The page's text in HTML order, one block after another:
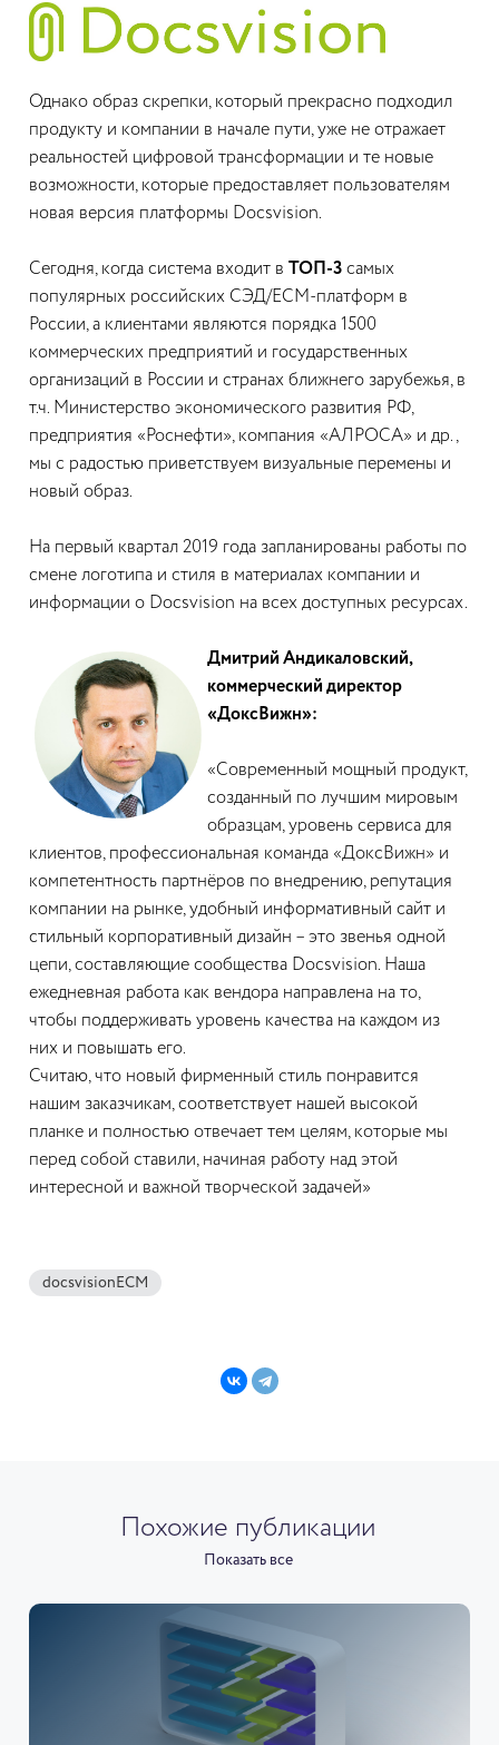
Однако образ скрепки, который прекрасно подходил
продукту и компании в начале пути, уже не отражает
реальностей цифровой трансформации и те новые
возможности, которые предоставляет пользователям
новая версия платформы Docsvision.
Сегодня, когда система входит в ТОП-3 самых
популярных российских СЭД/ECM-платформ в
России, а клиентами являются порядка 1500
коммерческих предприятий и государственных
организаций в России и странах ближнего зарубежья, в
т.ч. Министерство экономического развития РФ,
предприятия «Роснефти», компания «АЛРОСА» и др.,
мы с радостью приветствуем визуальные перемены и
новый образ.
На первый квартал 2019 года запланированы работы по
смене логотипа и стиля в материалах компании и
информации о Docsvision на всех доступных ресурсах.
Дмитрий Андикаловский,
коммерческий директор
«ДоксВижн»:
«Современный мощный продукт,
созданный по лучшим мировым
образцам, уровень сервиса для
клиентов, профессиональная команда «ДоксВижн» и
компетентность партнёров по внедрению, репутация
компании на рынке, удобный информативный сайт и
стильный корпоративный дизайн – это звенья одной
цепи, составляющие сообщества Docsvision. Наша
ежедневная работа как вендора направлена на то,
чтобы поддерживать уровень качества на каждом из
них и повышать его.
Считаю, что новый фирменный стиль понравится
нашим заказчикам, соответствует нашей высокой
планке и полностью отвечает тем целям, которые мы
перед собой ставили, начиная работу над этой
интересной и важной творческой задачей»
docsvisionECM
Похожие публикации
Показать все